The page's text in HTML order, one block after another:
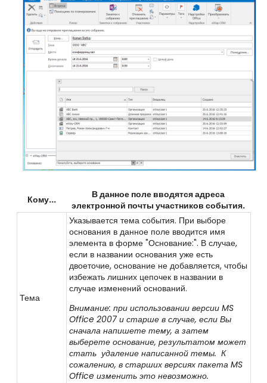
Кому...
В данное поле вводятся адреса
электронной почты участников события.
Тема
Указывается тема события. При выборе
основания в данное поле вводится имя
элемента в форме "Основание:". В случае,
если в названии основания уже есть
двоеточие,основание не добавляется, чтобы
избежать лишних цепочек в названии в
случае изменений оснований.
Внимание: при использовании версии MS
Office 2007 и старше в случае, если Вы
сначала напишете тему, а затем
выберете основание, результатом может
стать удаление написанной темы. К
сожалению, в старших версиях пакетаMS
Office изменить это невозможно.